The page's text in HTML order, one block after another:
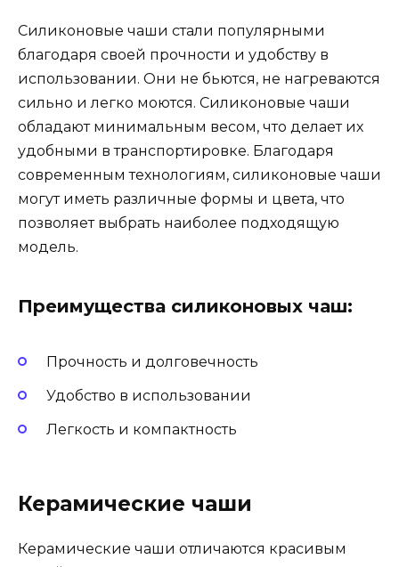
Силиконовые чаши стали популярными
благодаря своей прочности и удобству в
использовании. Они не бьются, не нагреваются
сильно и легко моются. Силиконовые чаши
обладают минимальным весом, что делает их
удобными в транспортировке. Благодаря
современным технологиям, силиконовые чаши
могут иметь различные формы и цвета, что
позволяет выбрать наиболее подходящую
модель.
Преимущества силиконовых чаш:
Прочность и долговечность
Удобство в использовании
Легкость и компактность
Керамические чаши
Керамические чаши отличаются красивым